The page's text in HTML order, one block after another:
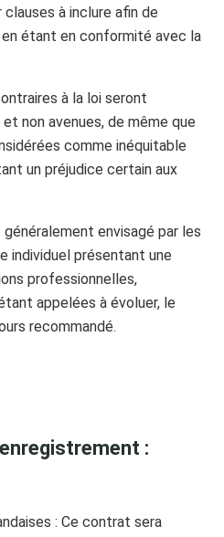
à inclure afin de
étant en conformité avec la
à la loi seront
non avenues, de même que
comme inéquitable
un préjudice certain aux
envisagé par les
individuel présentant une
professionnelles,
appelées à évoluer, le
recommandé.
:
: Ce contrat sera